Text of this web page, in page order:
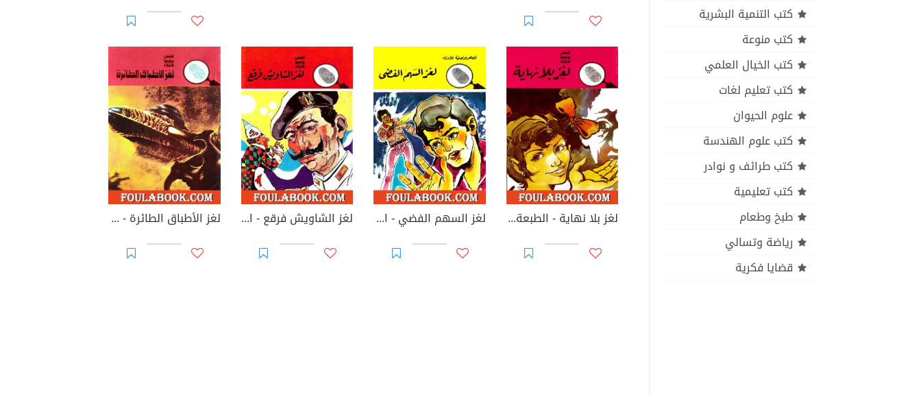
كتب التنمية البشرية
كتب منوعة
كتب الخيال العلمي
كتب تعليم لغات
علوم الحيوان
كتب علوم الهندسة
كتب طرائف و نوادر
كتب تعليمية
طبخ وطعام
رياضة وتسالي
قضايا فكرية
لغز بلا نهاية - الطبعة الثانية لغز السهم الفضي - الطبعة الثانية لغز الشاويش فرقع - الطبعة الثانية لغز الأطباق الطائرة - الطبعة الثانية